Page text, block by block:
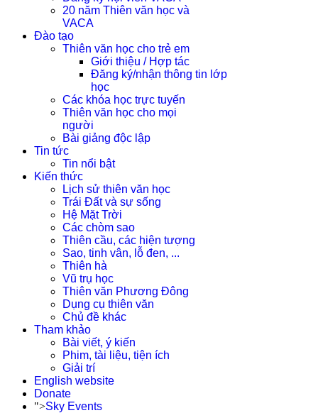
20 năm Thiên văn học và
VACA
Đào tạo
Thiên văn học cho trẻ em
Giới thiệu / Hợp tác
Đăng ký/nhận thông tin lớp
học
Các khóa học trực tuyến
Thiên văn học cho mọi
người
Bài giảng độc lập
Tin tức
Tin nổi bật
Kiến thức
Lịch sử thiên văn học
Trái Đất và sự sống
Hệ Mặt Trời
Các chòm sao
Thiên cầu, các hiện tượng
Sao, tinh vân, lỗ đen, ...
Thiên hà
Vũ trụ học
Thiên văn Phương Đông
Dụng cụ thiên văn
Chủ đề khác
Tham khảo
Bài viết, ý kiến
Phim, tài liệu, tiện ích
Giải trí
English website
Donate
">Sky Events